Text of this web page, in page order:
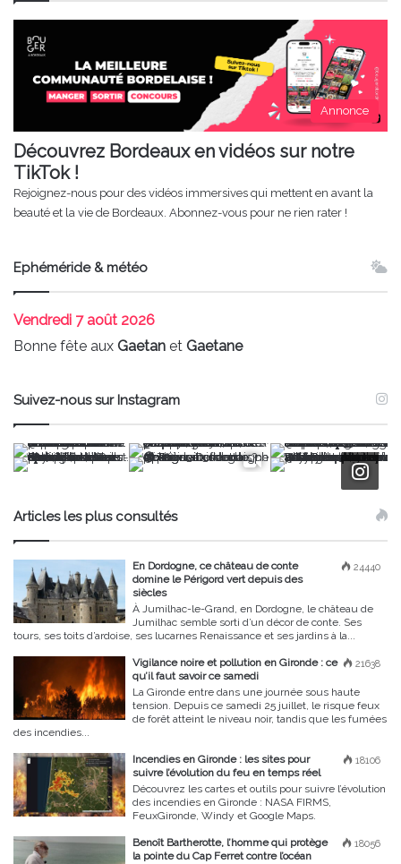
Annonce
Découvrez Bordeaux en vidéos sur notre
TikTok !
Rejoignez-nous pour des vidéos immersives qui mettent en avant la
beauté et la vie de Bordeaux. Abonnez-vous pour ne rien rater !
Ephéméride & météo
Vendredi 7 août 2026
Bonne fête aux Gaetan et Gaetane
Suivez-nous sur Instagram
Articles les plus consultés
24440
En Dordogne, ce château de conte
domine le Périgord vert depuis des
siècles
À Jumilhac-le-Grand, en Dordogne, le château de
Jumilhac semble sorti d’un décor de conte. Ses
tours, ses toits d’ardoise, ses lucarnes Renaissance et ses jardins à la...
21638
Vigilance noire et pollution en Gironde : ce
qu’il faut savoir ce samedi
La Gironde entre dans une journée sous haute
tension. Depuis ce samedi 25 juillet, le risque feux
de forêt atteint le niveau noir, tandis que les fumées
des incendies...
18106
Incendies en Gironde : les sites pour
suivre l’évolution du feu en temps réel
Découvrez les cartes et outils pour suivre l’évolution
des incendies en Gironde : NASA FIRMS,
FeuxGironde, Windy et Google Maps.
18056
Benoît Bartherotte, l’homme qui protège
la pointe du Cap Ferret contre l’océan